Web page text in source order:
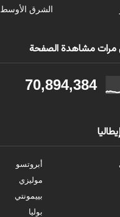
الشرق الأوسط
مرات مشاهدة الصفحة
70,894,384
أبروتسو
موليزي
بييمونتي
بوليا